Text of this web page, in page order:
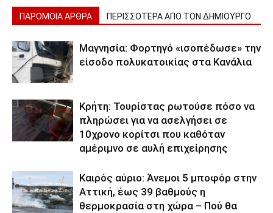
ΠΑΡΟΜΟΙΑ ΑΡΘΡΑ ΠΕΡΙΣΣΟΤΕΡΑ ΑΠΟ ΤΟΝ ΔΗΜΙΟΥΡΓΟ
Μαγνησία: Φορτηγό «ισοπέδωσε» την
είσοδο πολυκατοικίας στα Κανάλια
Κρήτη: Τουρίστας ρωτούσε πόσο να
πληρώσει για να ασελγήσει σε
10χρονο κορίτσι που καθόταν
αμέριμνο σε αυλή επιχείρησης
Καιρός αύριο: Άνεμοι 5 μποφόρ στην
Αττική, έως 39 βαθμούς η
θερμοκρασία στη χώρα – Πού θα